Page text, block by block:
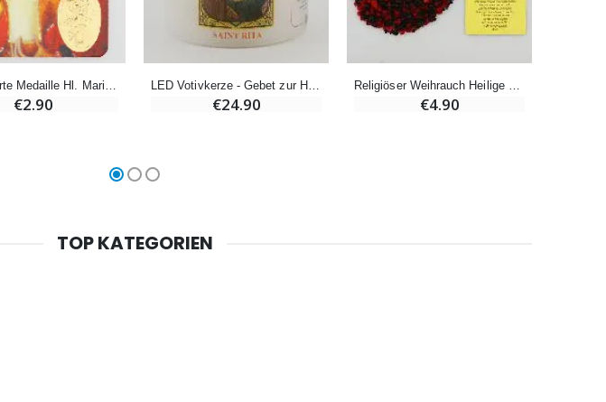
€59.90 €6.00
Gebetskarte Medaille Hl. Maria Magdalena
€2.90
LED Votivkerze - Gebet zur Heiligen Rita
€24.90
Religiöser Weihrauch Heilige Rita und Gebet
€4.90
TOP KATEGORIEN